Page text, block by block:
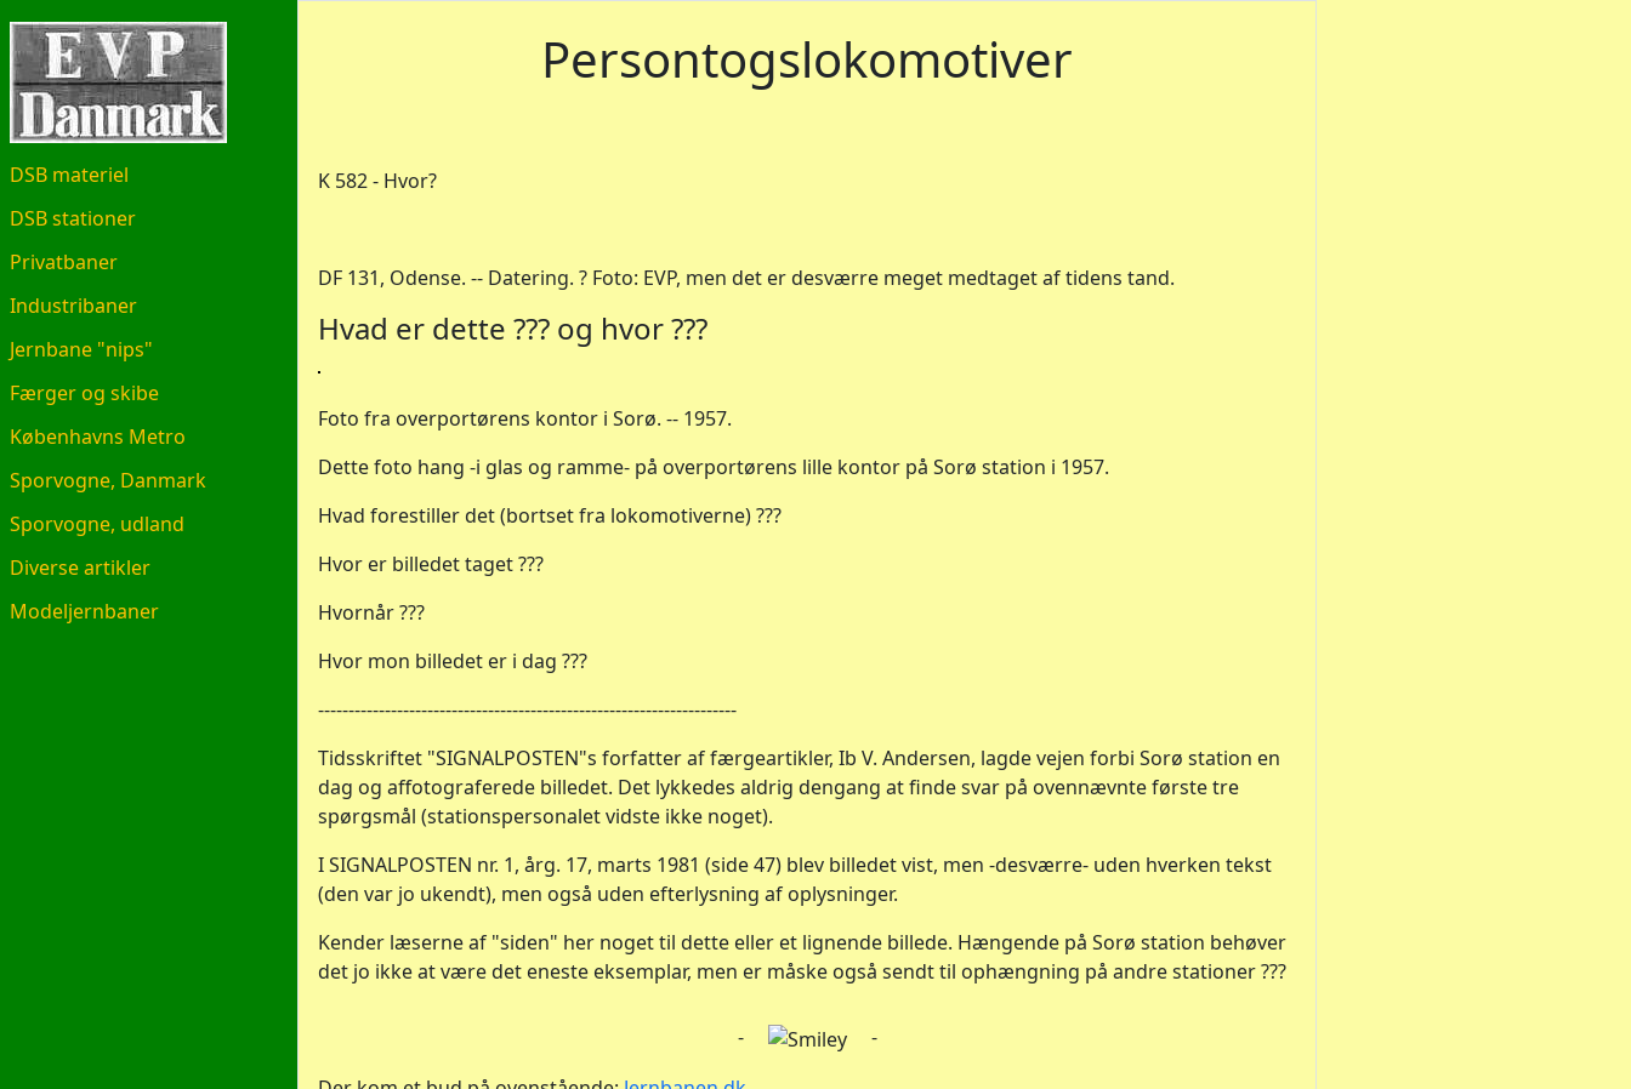
EVP.DK
DSB materiel
DSB stationer
Privatbaner
Industribaner
Jernbane "nips"
Færger og skibe
Københavns Metro
Sporvogne, Danmark
Sporvogne, udland
Diverse artikler
Modeljernbaner
Persontogslokomotiver
K 582 - Hvor?
DF 131, Odense. -- Datering. ? Foto: EVP, men det er desværre meget medtaget af tidens tand.
Hvad er dette ??? og hvor ???
Foto fra overportørens kontor i Sorø. -- 1957.
Dette foto hang -i glas og ramme- på overportørens lille kontor på Sorø station i 1957.
Hvad forestiller det (bortset fra lokomotiverne) ???
Hvor er billedet taget ???
Hvornår ???
Hvor mon billedet er i dag ???
---------------------------------------------------------------------
Tidsskriftet "SIGNALPOSTEN"s forfatter af færgeartikler, Ib V. Andersen, lagde vejen forbi Sorø station en
dag og affotograferede billedet. Det lykkedes aldrig dengang at finde svar på ovennævnte første tre
spørgsmål (stationspersonalet vidste ikke noget).
I SIGNALPOSTEN nr. 1, årg. 17, marts 1981 (side 47) blev billedet vist, men -desværre- uden hverken tekst
(den var jo ukendt), men også uden efterlysning af oplysninger.
Kender læserne af "siden" her noget til dette eller et lignende billede. Hængende på Sorø station behøver
det jo ikke at være det eneste eksemplar, men er måske også sendt til ophængning på andre stationer ???
-
-